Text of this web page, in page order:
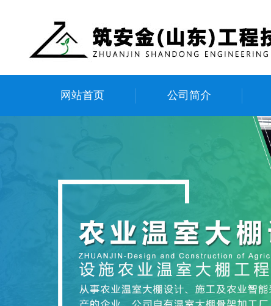
网站首页 公司简介